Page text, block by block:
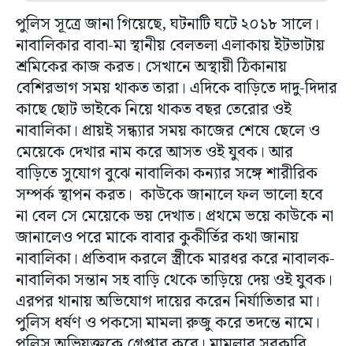
পুলিস সূত্রে জানা গিয়েছে, ঘটনাটি ঘটে ২০১৮ সালে।
নাবালিকার বাবা-মা স্থানীয় বেলতলা এলাকায় ইটভাটায়
শ্রমিকের কাজ করত। সেখানে অস্থায়ী ঠিকানায়
বেশিরভাগ সময় থাকত তারা। এদিকে বাড়িতে দাদু-দিদার
কাছে ছোট ভাইকে নিয়ে থাকত বছর তেরোর ওই
নাবালিকা। প্রায়ই সন্ধ্যার সময় কাজের শেষে ছেলে ও
মেয়েকে দেখার নাম করে আসত ওই যুবক। আর
বাড়িতে সুযোগ বুঝে নাবালিকা কন্যার সঙ্গে শারীরিক
সম্পর্ক স্থাপন করত। কাউকে জানালে ফল ভালো হবে
না বেল সে মেয়েকে ভয় দেখাত। প্রথমে ভয়ে কাউকে না
জানালেও পরে মাকে বাবার কুকীর্তির কথা জানায়
নাবালিকা। প্রতিবাদ করলে স্ত্রীকে মারধর করে নাবালক-
নাবালিকা সন্তান সহ বাড়ি থেকে তাড়িয়ে দেয় ওই যুবক।
এরপর থানায় অভিযোগ দায়ের করেন নির্যাতিতার মা।
পুলিস ধর্ষণ ও পকসো মামলা রুজু করে তদন্তে নামে।